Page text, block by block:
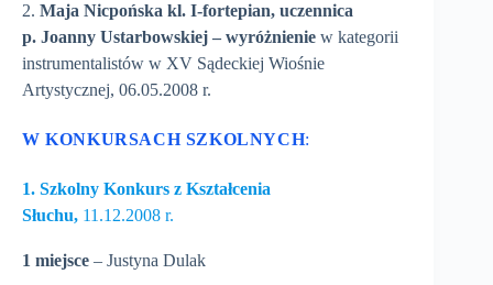
2. Maja Nicpońska kl. I-fortepian, uczennica
p. Joanny Ustarbowskiej – wyróżnienie w kategorii
instrumentalistów w XV Sądeckiej Wiośnie
Artystycznej, 06.05.2008 r.
W KONKURSACH SZKOLNYCH:
1. Szkolny Konkurs z Kształcenia
Słuchu, 11.12.2008 r.
1 miejsce – Justyna Dulak